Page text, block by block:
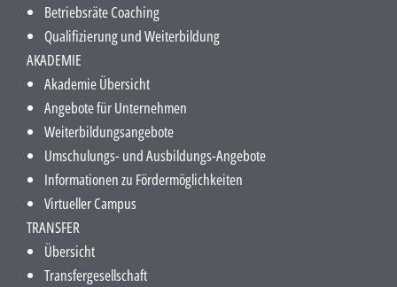
Betriebsräte Coaching
Qualifizierung und Weiterbildung
AKADEMIE
Akademie Übersicht
Angebote für Unternehmen
Weiterbildungsangebote
Umschulungs- und Ausbildungs-Angebote
Informationen zu Fördermöglichkeiten
Virtueller Campus
TRANSFER
Übersicht
Transfergesellschaft